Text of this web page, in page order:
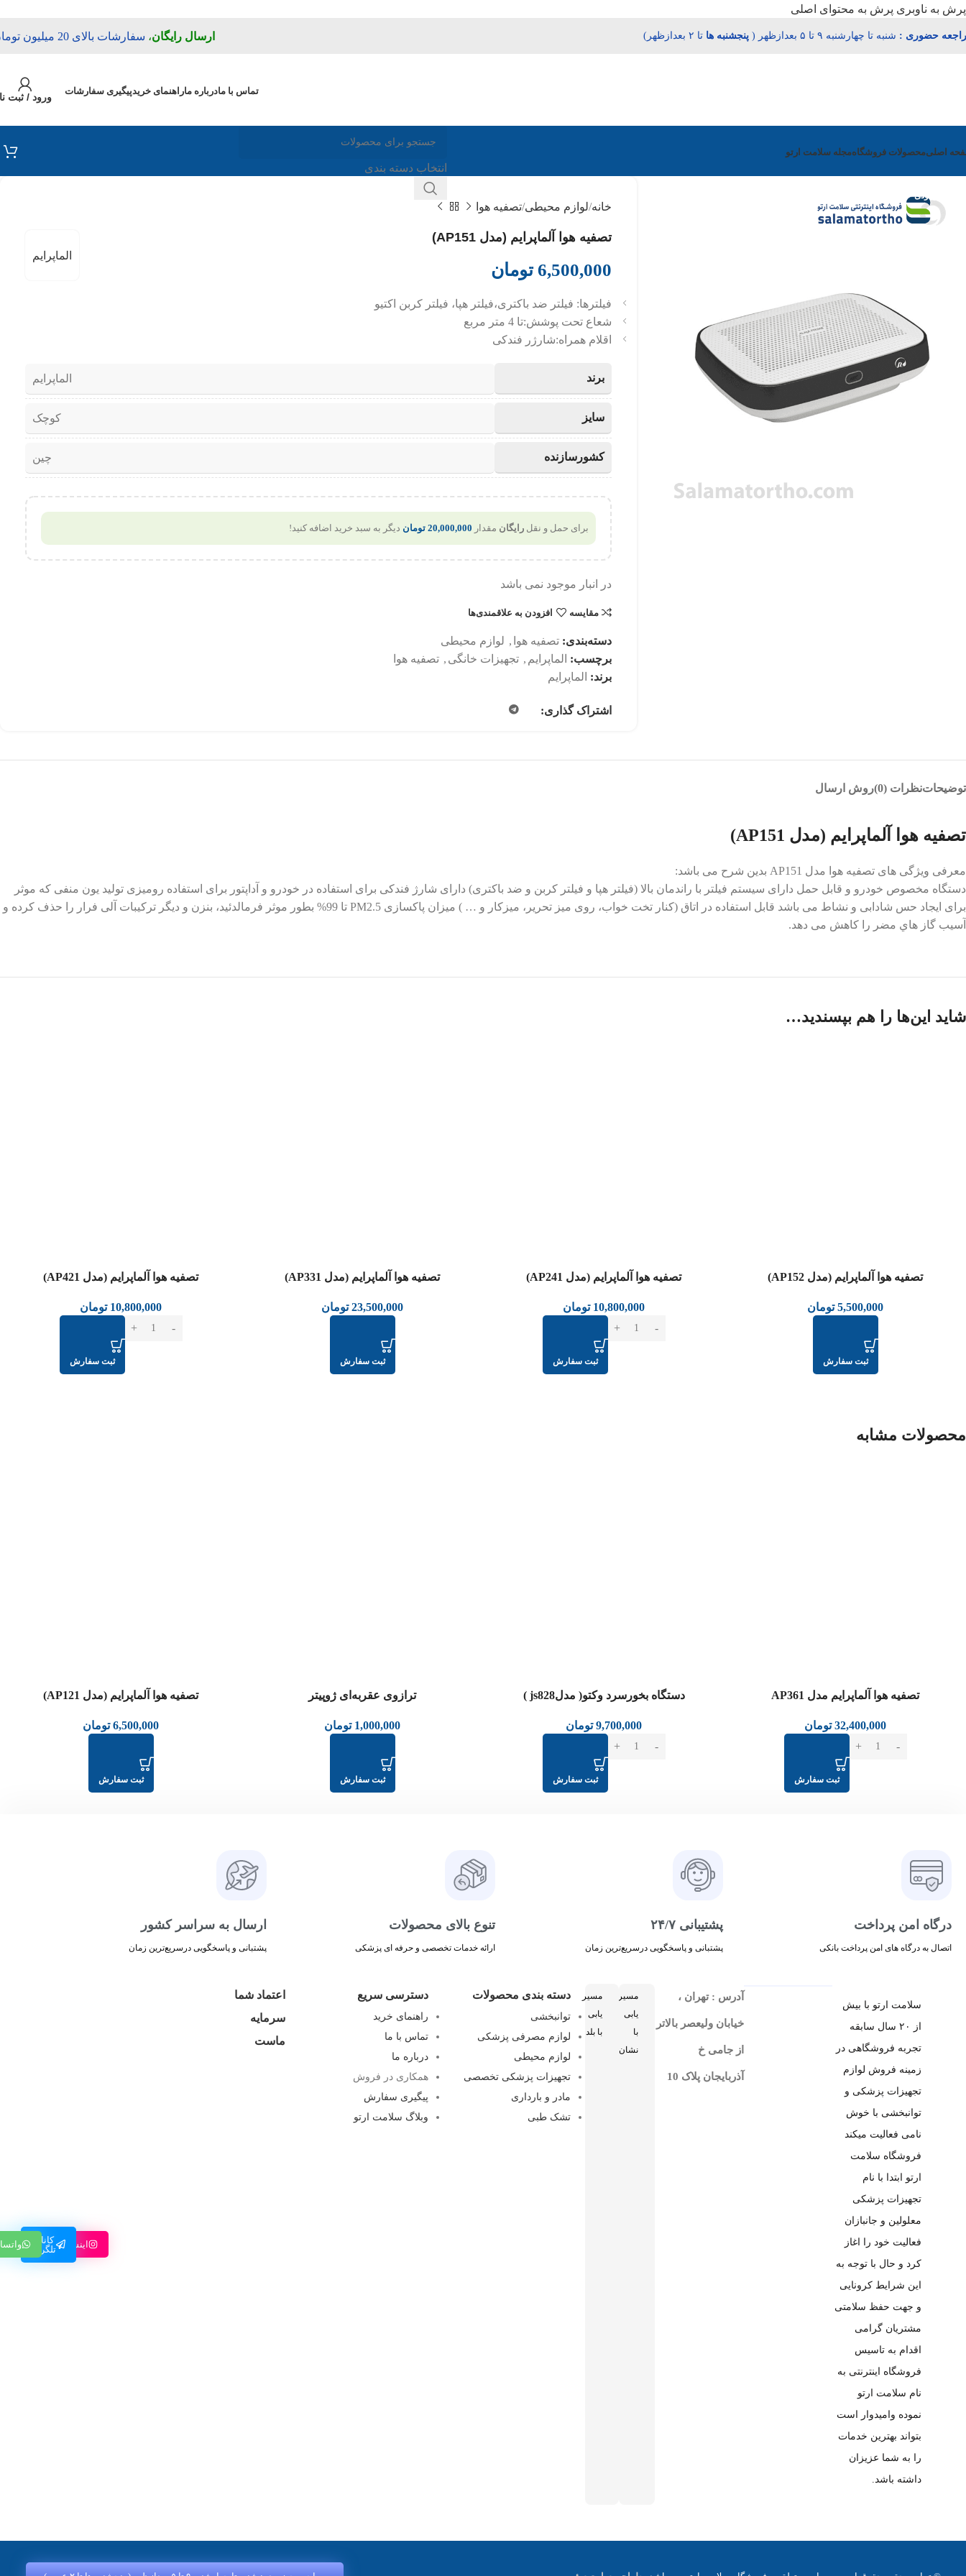
پرش به ناوبری پرش به محتوای اصلی
حضوری : شنبه تا چهارشنبه ۹ تا ۵ بعدازظهر ( پنجشنبه‌ ها تا ۲ بعدازظهر) ارسال رایگان، سفارشات بالای 20 میلیون تومان
تماس با مادرباره ماراهنمای خریدپیگیری سفارشات
ورود / ثبت
اصلیمحصولات فروشگاهمجله سلامت ارتو
انتخاب دسته بندی
عدم موجودی
خانه لوازم محیطی تصفیه هوا
الماپرایم
تصفیه هوا آلماپرایم (مدل AP151)
6,500,000 تومان
فیلترها: فیلتر ضد باکتری،فیلتر هپا، فیلتر کربن اکتیو
شعاع تحت پوشش:تا 4 متر مربع
اقلام همراه:شارژر فندکی
برند الماپرایم
سایز کوچک
کشورسازنده چین
برای حمل و نقل رایگان مقدار 20,000,000 تومان دیگر به سبد خرید اضافه کنید!
در انبار موجود نمی باشد
مقایسه افزودن به علاقمندی‌ها
دسته‌بندی: تصفیه هوا , لوازم محیطی
برچسب: الماپرایم , تجهیزات خانگی , تصفیه هوا
برند: الماپرایم
اشتراک گذاری:
توضیحاتنظرات (0) روش ارسال
تصفیه هوا آلماپرایم (مدل AP151)
معرفی ویژگی های تصفیه هوا مدل AP151 بدین شرح می باشد:
دستگاه مخصوص خودرو و قابل حمل دارای سیستم فیلتر با راندمان بالا (فیلتر هپا و فیلتر کربن و ضد باکتری) دارای شارژ فندکی برای استفاده در خودرو و آداپتور برای استفاده رومیزی تولید یون منفی که موثر
برای ایجاد حس شادابی و نشاط می باشد قابل استفاده در اتاق (کنار تخت خواب، روی میز تحریر، میزکار و … ) میزان پاکسازی PM2.5 تا 99% بطور موثر فرمالدئید، بنزن و دیگر ترکیبات آلی فرار را حذف کرده و
آسیب گاز هاي مضر را کاهش می دهد.
شاید این‌ها را هم بپسندید…
تصفیه هوا آلماپرایم (مدل AP152)
5,500,000 تومان
ثبت سفارش
تصفیه هوا آلماپرایم (مدل AP241)
10,800,000 تومان
ثبت سفارش
تصفیه هوا آلماپرایم (مدل AP331)
23,500,000 تومان
ثبت سفارش
تصفیه هوا آلماپرایم (مدل AP421)
10,800,000 تومان
ثبت سفارش
محصولات مشابه
تصفیه هوا آلماپرایم مدل AP361
32,400,000 تومان
ثبت سفارش
دستگاه بخورسرد وکتو( مدلjs828 )
9,700,000 تومان
ثبت سفارش
ترازوی عقربه‌ای ژوپیتر
1,000,000 تومان
ثبت سفارش
تصفیه هوا آلماپرایم (مدل AP121)
6,500,000 تومان
ثبت سفارش
درگاه امن پرداخت
اتصال به درگاه های امن پرداخت بانکی
پشتیبانی ۲۴/۷
پشتبانی و پاسخگویی درسریع‌ترین زمان
تنوع بالای محصولات
ارائه خدمات تخصصی و حرفه ای پزشکی
ارسال به سراسر کشور
پشتبانی و پاسخگویی درسریع‌ترین زمان
سلامت ارتو با بیش
از ۲۰ سال سابقه
تجربه فروشگاهی در
زمینه فروش لوازم
تجهیزات پزشکی و
توانبخشی با خوش
نامی فعالیت میکند
فروشگاه سلامت
ارتو ابتدا با نام
تجهیزات پزشکی
معلولین و جانبازان
فعالیت خود را اغاز
کرد و حال با توجه به
این شرایط کرونایی
و جهت حفظ سلامتی
مشتریان گرامی
اقدام به تاسیس
فروشگاه اینترنتی به
نام سلامت ارتو
نموده وامیدوار است
بتواند بهترین خدمات
را به شما عزیزان
داشته باشد.
آدرس : تهران ،
خیابان ولیعصر بالاتر
از جامی خ
آذربایجان پلاک 10
مسیر
یابی
با
نشان
مسیر
یابی
با بلد
دسته بندی محصولات
توانبخشی
لوازم مصرفی پزشکی
لوازم محیطی
تجهیزات پزشکی تخصصی
مادر و بارداری
تشک طبی
دسترسی سریع
راهنمای خرید
تماس با ما
درباره ما
همکاری در فروش
پیگیری سفارش
وبلاگ سلامت ارتو
اعتماد شما
سرمایه
ماست
اینستاگرامکانال
تلگرام